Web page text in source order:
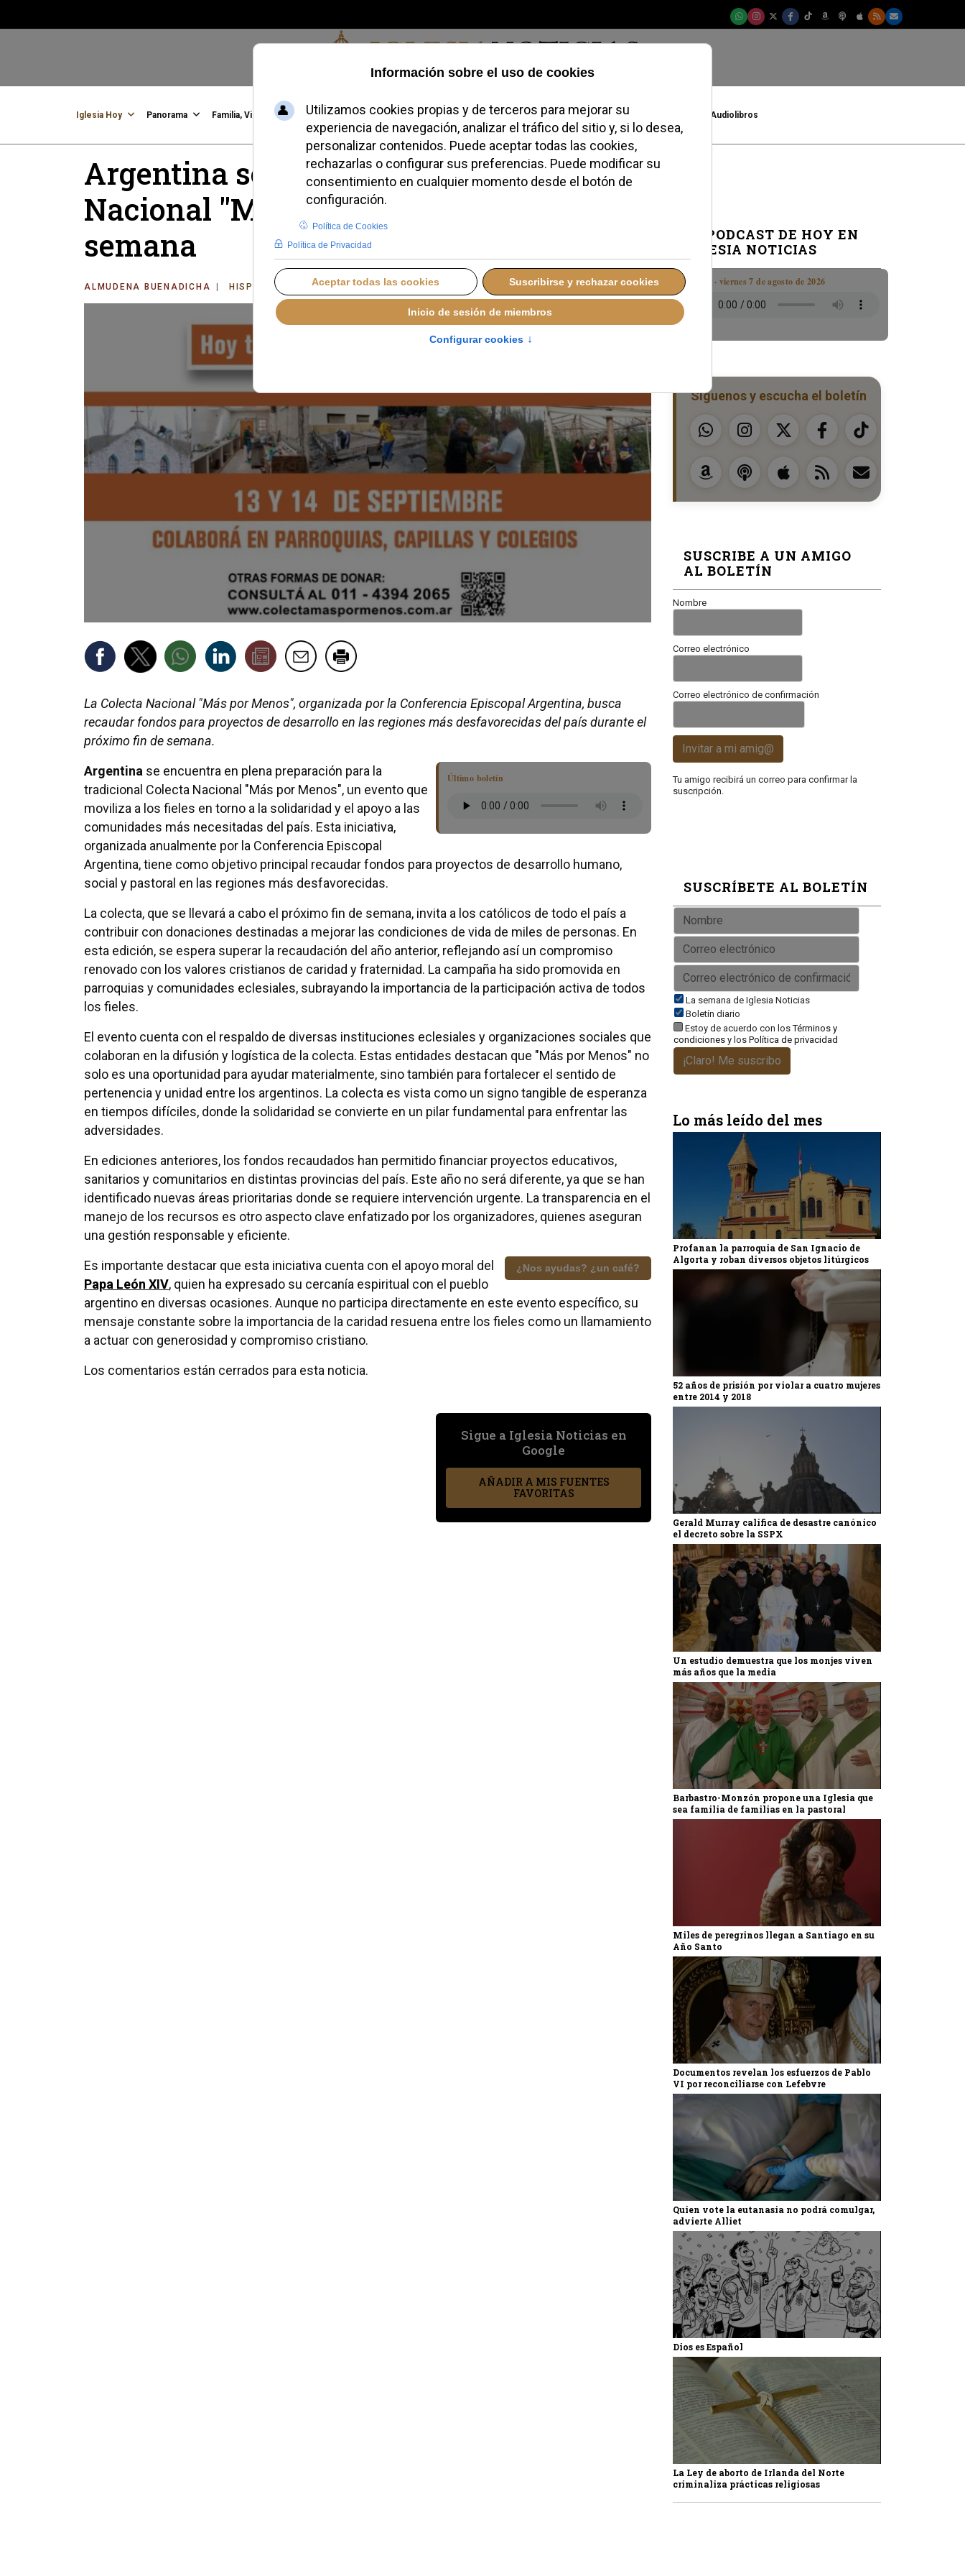
Viernes, 07 de agosto de 2026
Iglesia Hoy Panorama Familia, Vida, Identidad Credofobiómetro Blogs Temas Buscar #JovenesConFe Podcast Audiolibros
Argentina se prepara para la Colecta
Nacional "Más por Menos" este fin de
semana
ALMUDENA BUENADICHA HISPANOAMÉRICA MARTES, 02 SEPTIEMBRE 2025 17:21
La Colecta Nacional "Más por Menos", organizada por la Conferencia Episcopal Argentina, busca
recaudar fondos para proyectos de desarrollo en las regiones más desfavorecidas del país durante el
próximo fin de semana.
Último boletín
Argentina se encuentra en plena preparación para la
tradicional Colecta Nacional "Más por Menos", un evento que
moviliza a los fieles en torno a la solidaridad y el apoyo a las
comunidades más necesitadas del país. Esta iniciativa,
organizada anualmente por la Conferencia Episcopal
Argentina, tiene como objetivo principal recaudar fondos para proyectos de desarrollo humano,
social y pastoral en las regiones más desfavorecidas.
La colecta, que se llevará a cabo el próximo fin de semana, invita a los católicos de todo el país a
contribuir con donaciones destinadas a mejorar las condiciones de vida de miles de personas. En
esta edición, se espera superar la recaudación del año anterior, reflejando así un compromiso
renovado con los valores cristianos de caridad y fraternidad. La campaña ha sido promovida en
parroquias y comunidades eclesiales, subrayando la importancia de la participación activa de todos
los fieles.
El evento cuenta con el respaldo de diversas instituciones eclesiales y organizaciones sociales que
colaboran en la difusión y logística de la colecta. Estas entidades destacan que "Más por Menos" no
solo es una oportunidad para ayudar materialmente, sino también para fortalecer el sentido de
pertenencia y unidad entre los argentinos. La colecta es vista como un signo tangible de esperanza
en tiempos difíciles, donde la solidaridad se convierte en un pilar fundamental para enfrentar las
adversidades.
En ediciones anteriores, los fondos recaudados han permitido financiar proyectos educativos,
sanitarios y comunitarios en distintas provincias del país. Este año no será diferente, ya que se han
identificado nuevas áreas prioritarias donde se requiere intervención urgente. La transparencia en el
manejo de los recursos es otro aspecto clave enfatizado por los organizadores, quienes aseguran
una gestión responsable y eficiente.
¿Nos ayudas? ¿un café?
Es importante destacar que esta iniciativa cuenta con el apoyo moral del
Papa León XIV, quien ha expresado su cercanía espiritual con el pueblo
argentino en diversas ocasiones. Aunque no participa directamente en este evento específico, su
mensaje constante sobre la importancia de la caridad resuena entre los fieles como un llamamiento
a actuar con generosidad y compromiso cristiano.
Los comentarios están cerrados para esta noticia.
Sigue a Iglesia Noticias en
Google
AÑADIR A MIS FUENTES
FAVORITAS
EL PODCAST DE HOY EN
IGLESIA NOTICIAS
Boletín · viernes 7 de agosto de 2026
Síguenos y escucha el boletín
SUSCRIBE A UN AMIGO
AL BOLETÍN
Nombre
Correo electrónico
Correo electrónico de confirmación
Invitar a mi amig@
Tu amigo recibirá un correo para confirmar la
suscripción.
SUSCRÍBETE AL BOLETÍN
La semana de Iglesia Noticias
Boletín diario
Estoy de acuerdo con losTérminos y
condiciones y los Política de privacidad
¡Claro! Me suscribo
Lo más leído del mes
Profanan la parroquia de San Ignacio de
Algorta y roban diversos objetos litúrgicos
52 años de prisión por violar a cuatro mujeres
entre 2014 y 2018
Gerald Murray califica de desastre canónico
el decreto sobre la SSPX
Un estudio demuestra que los monjes viven
más años que la media
Barbastro-Monzón propone una Iglesia que
sea familia de familias en la pastoral
Miles de peregrinos llegan a Santiago en su
Año Santo
Documentos revelan los esfuerzos de Pablo
VI por reconciliarse con Lefebvre
Quien vote la eutanasia no podrá comulgar,
advierte Alliet
Dios es Español
La Ley de aborto de Irlanda del Norte
criminaliza prácticas religiosas